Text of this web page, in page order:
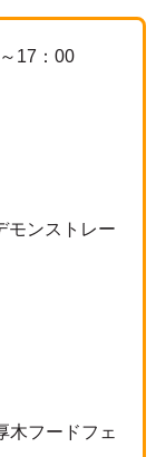
17：00
モンストレー
木フードフェ